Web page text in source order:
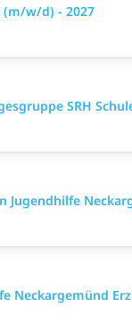
w/d) - 2027
SRH
Jugendhilfe
Neckargemünd